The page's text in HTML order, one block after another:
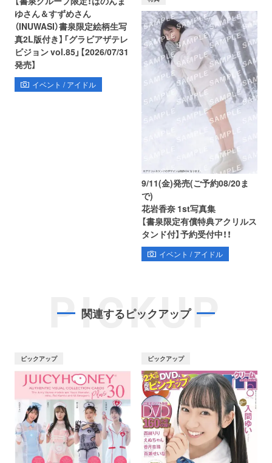
ゆさん＆すずめさん
（INUWASI）書泉限定絵柄生写
真2L版付き】「グラビアザテレ
ビジョン vol.85」【2026/07/31
発売】
イベント / アイドル
9/11(金)発売(ご予約08/20ま
で)
花岩香奈 1st写真集
【書泉限定有償特典アクリルス
タンド付】予約受付中！！
イベント / アイドル
PICKUP
関連するピックアップ
ピックアップ ピックアップ